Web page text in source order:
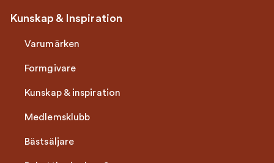
Kunskap & Inspiration
Varumärken
Formgivare
Kunskap & inspiration
Medlemsklubb
Bästsäljare